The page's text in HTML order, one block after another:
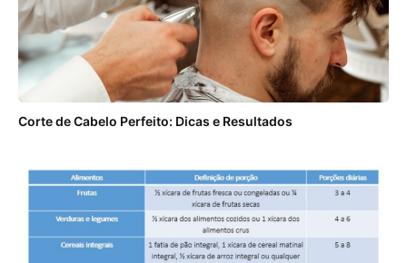
Corte de Cabelo Perfeito: Dicas e Resultados